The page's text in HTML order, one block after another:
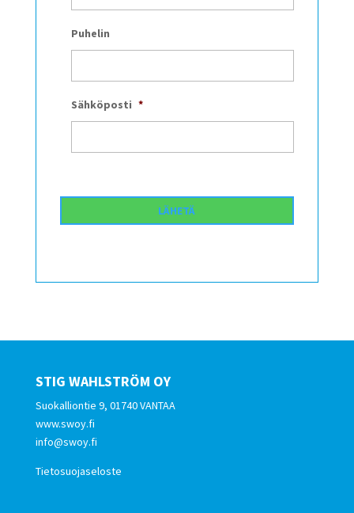
Puhelin
Sähköposti *
STIG WAHLSTRÖM OY
Suokalliontie 9, 01740 VANTAA
www.swoy.fi
info@swoy.fi
Tietosuojaseloste